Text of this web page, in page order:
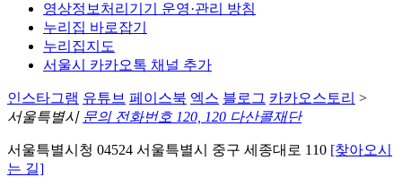
영상정보처리기기 운영·관리 방침
누리집 바로잡기
누리집지도
서울시 카카오톡 채널 추가
인스타그램 유튜브 페이스북 엑스 블로그 카카오스토리 >
서울특별시 문의 전화번호 120, 120 다산콜재단
서울특별시청 04524 서울특별시 중구 세종대로 110 [찾아오시
는 길]